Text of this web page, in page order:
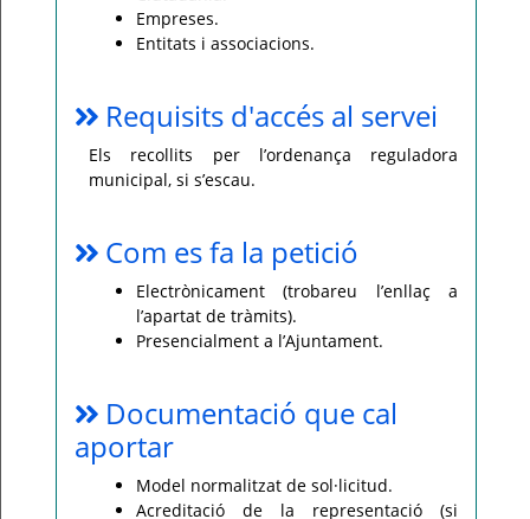
Empreses.
Entitats i associacions.
Requisits d'accés al servei
Els recollits per l’ordenança reguladora
municipal, si s’escau.
Com es fa la petició
Electrònicament (trobareu l’enllaç a
l’apartat de tràmits).
Presencialment a l’Ajuntament.
Documentació que cal
aportar
Model normalitzat de sol·licitud.
Acreditació de la representació (si